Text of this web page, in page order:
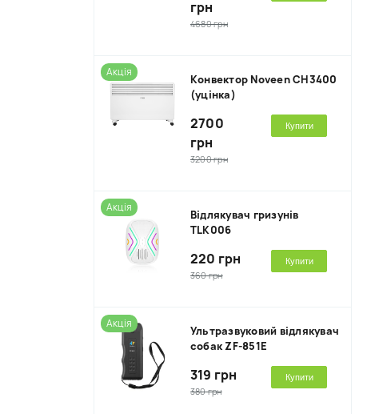
грн
4680 грн
Акція
Kонвектор Noveen CH3400
(уцінка)
2700
грн
3200 грн
Купити
Акція
Відлякувач гризунів
TLK006
220 грн
360 грн
Купити
Акція
Ультразвуковий відлякувач
собак ZF-851E
319 грн
380 грн
Купити